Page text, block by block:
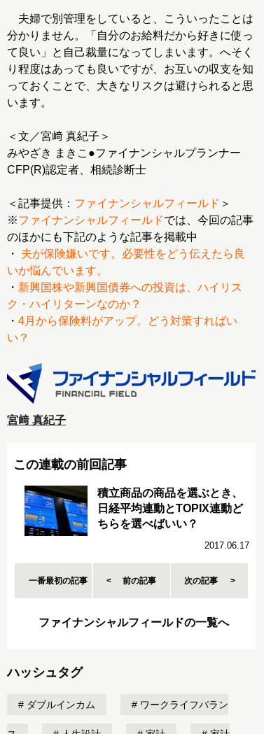
夫婦で別管理をしていると、こういったことは
分かりません。「自分のお給料だから好きに使っ
て良い」と自己裁量になってしまいます。へそく
り程度はあっても良いですが、お互いの収支を知
っておくことで、大きなリスクは避けられると思
います。
＜文／宮﨑 真紀子＞
みやざき まきこ●ファイナンシャルプランナー
CFP(R)認定者、相続診断士
＜記事提供： ファイナンシャルフィールド ＞
※ファイナンシャルフィールドでは、今回の記事
のほかにも下記のような記事を掲載中
・ 夫が保険嫌いです。必要性をどう伝えたら良
いか悩んでいます。
・ 新興国株や新興国債券への投資は、ハイリス
ク・ハイリターンなのか？
・ 4月から保険料がアップ。どう対策すればい
い？
宮﨑 真紀子
この連載の前回記事
積立商品の商品を選ぶとき、
日経平均連動とTOPIX連動ど
ちらを選べばいい？
2017.06.17
一番最初の記事 前の記事 次の記事
ファイナンシャルフィールドの一覧へ
ハッシュタグ
ダブルインカム ワークライフバラン